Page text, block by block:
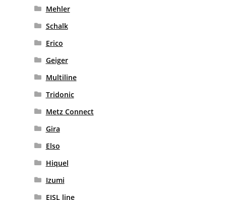
Mehler
Schalk
Erico
Geiger
Multiline
Tridonic
Metz Connect
Gira
Elso
Hiquel
Izumi
EISL line